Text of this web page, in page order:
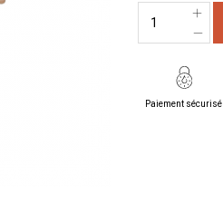
Paiement sécurisé